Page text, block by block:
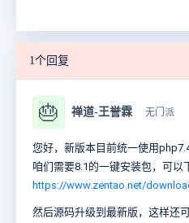
1个回复
🎂 禅道-王誉霖 无门派
您好，新版本目前统一使用
咱们需要8.1的一键安装包，可以
https://www.zentao.net/
然后源码升级到最新版，这样还